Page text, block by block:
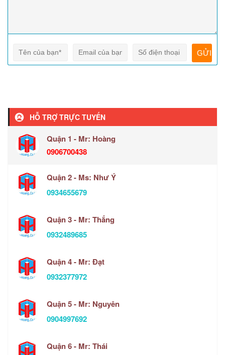
HỖ TRỢ TRỰC TUYẾN
Quận 1 - Mr: Hoàng
0906700438
Quận 2 - Ms: Như Ý
0934655679
Quận 3 - Mr: Thắng
0932489685
Quận 4 - Mr: Đạt
0932377972
Quận 5 - Mr: Nguyên
0904997692
Quận 6 - Mr: Thái